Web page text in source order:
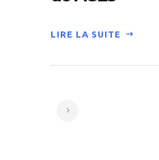
LIRE LA SUITE